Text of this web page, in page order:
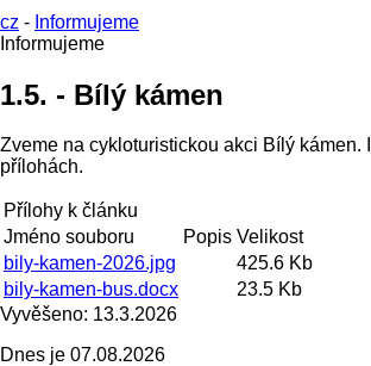
cz - Informujeme
Informujeme
1.5. - Bílý kámen
Zveme na cykloturistickou akci Bílý kámen.
přílohách.
Přílohy k článku
Jméno souboru
Popis Velikost
bily-kamen-2026.jpg
425.6 Kb
bily-kamen-bus.docx
23.5 Kb
Vyvěšeno: 13.3.2026
Dnes je 07.08.2026